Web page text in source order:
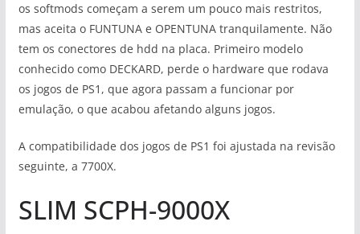
os softmods começam a serem um pouco mais restritos,
mas aceita o FUNTUNA e OPENTUNA tranquilamente. Não
tem os conectores de hdd na placa. Primeiro modelo
conhecido como DECKARD, perde o hardware que rodava
os jogos de PS1, que agora passam a funcionar por
emulação, o que acabou afetando alguns jogos.
A compatibilidade dos jogos de PS1 foi ajustada na revisão
seguinte, a 7700X.
SLIM SCPH-9000X